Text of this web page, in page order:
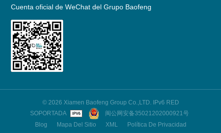
Cuenta oficial de WeChat del Grupo Baofeng
© 2026 Xiamen Baofeng Group Co.,LTD. IPv6 RED
SOPORTADA
闽公网安备35021202000921号
Blog
Mapa Del Sitio XML Política De Privacidad